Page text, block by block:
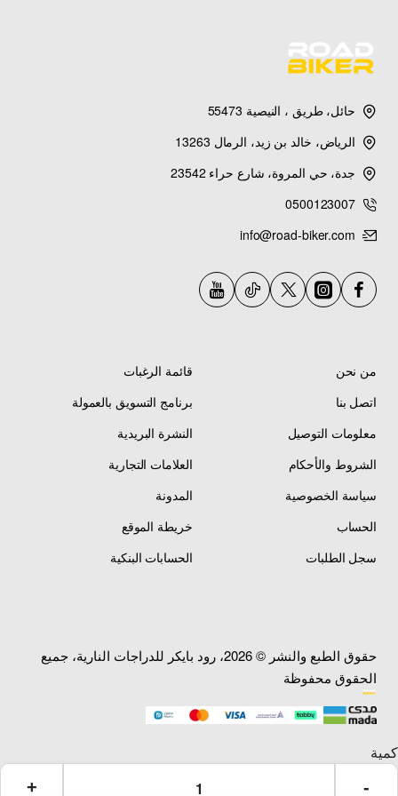
حائل، طريق ، النيصية 55473
الرياض، خالد بن زيد، الرمال 13263
جدة، حي المروة، شارع حراء 23542
0500123007
info@road-biker.com
من نحن
اتصل بنا
معلومات التوصيل
الشروط والأحكام
سياسة الخصوصية
الحساب
سجل الطلبات
قائمة الرغبات
برنامج التسويق بالعمولة
النشرة البريدية
العلامات التجارية
المدونة
خريطة الموقع
الحسابات البنكية
حقوق الطبع والنشر © 2026، رود بايكر للدراجات النارية، جميع
الحقوق محفوظة